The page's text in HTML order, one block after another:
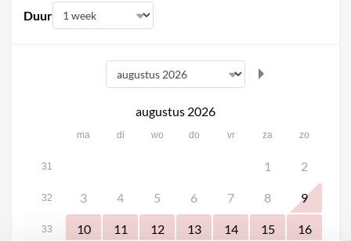
Duur
augustus 2026
ma di wo do vr za zo
31 1 2
32 3 4 5 6 7 8 9
33 10 11 12 13 14 15 16